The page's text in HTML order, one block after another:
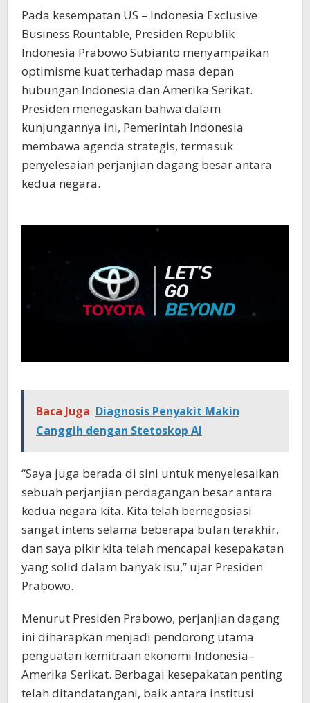
Pada kesempatan US – Indonesia Exclusive
Business Rountable, Presiden Republik
Indonesia Prabowo Subianto menyampaikan
optimisme kuat terhadap masa depan
hubungan Indonesia dan Amerika Serikat.
Presiden menegaskan bahwa dalam
kunjungannya ini, Pemerintah Indonesia
membawa agenda strategis, termasuk
penyelesaian perjanjian dagang besar antara
kedua negara.
Baca Juga Diagnosis Penyakit Makin
Canggih dengan Stetoskop AI
“Saya juga berada di sini untuk menyelesaikan
sebuah perjanjian perdagangan besar antara
kedua negara kita. Kita telah bernegosiasi
sangat intens selama beberapa bulan terakhir,
dan saya pikir kita telah mencapai kesepakatan
yang solid dalam banyak isu,” ujar Presiden
Prabowo.
Menurut Presiden Prabowo, perjanjian dagang
ini diharapkan menjadi pendorong utama
penguatan kemitraan ekonomi Indonesia–
Amerika Serikat. Berbagai kesepakatan penting
telah ditandatangani, baik antara institusi